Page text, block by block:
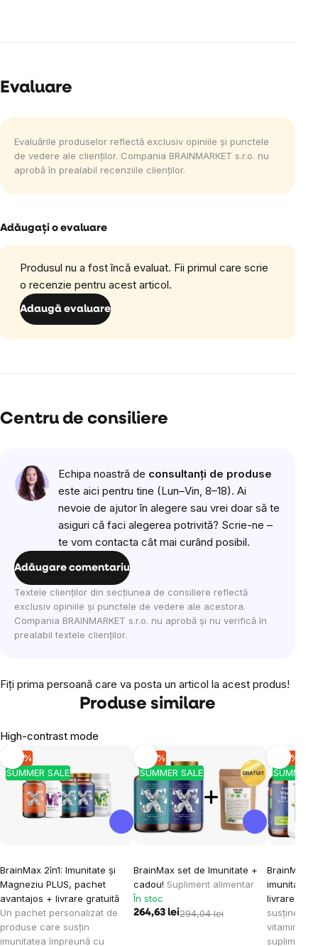
Evaluare
Evaluările produselor reflectă exclusiv opiniile și punctele
de vedere ale clienților. Compania BRAINMARKET s.r.o. nu
aprobă în prealabil recenziile clienților.
Adăugaţi o evaluare
Produsul nu a fost încă evaluat. Fii primul care scrie
o recenzie pentru acest articol.
Adaugă evaluare
Centru de consiliere
Echipa noastră de consultanți de produse
este aici pentru tine (Lun–Vin, 8–18). Ai
nevoie de ajutor în alegere sau vrei doar să te
asiguri că faci alegerea potrivită? Scrie-ne –
te vom contacta cât mai curând posibil.
Adăugare comentariu
Textele clienților din secțiunea de consiliere reflectă
exclusiv opiniile și punctele de vedere ale acestora.
Compania BRAINMARKET s.r.o. nu aprobă și nu verifică în
prealabil textele clienților.
Fiţi prima persoană care va posta un articol la acest produs!
Produse similare
High-contrast mode
SUMMER SALE
-10 %
BrainMax 2în1: Imunitate și
Magneziu PLUS, pachet
avantajos + livrare gratuită
Un pachet personalizat de
produse care susțin
imunitatea împreună cu
SUMMER SALE
-10 %
BrainMax set de Imunitate +
cadou! Supliment alimentar
În stoc
264,63 lei294,04 lei
SUMMER
-10 %
BrainMax
imunitate,
livrare
susținerea
vitamina
supliment